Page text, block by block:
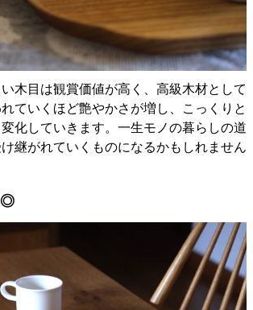
木目は観賞価値が高く、高級木材として
ていくほど艶やかさが増し、こっくりと
化していきます。一生モノの暮らしの道
継がれていくものになるかもしれません
◎